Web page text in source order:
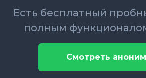
Есть бесплатный
полным
Смотреть